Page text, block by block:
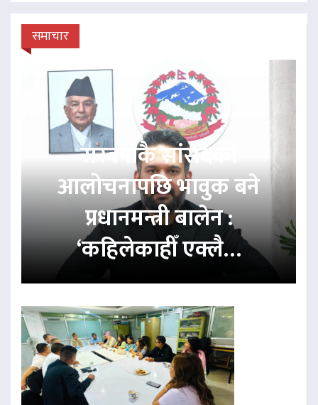
समाचार
रास्वपाकै सांसदको
आलोचनापछि भावुक बने
प्रधानमन्त्री बालेन :
‘कहिलेकाहीँ एक्लै…